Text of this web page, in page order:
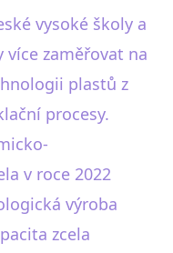
vysoké školy a
zaměřovat na
plastů z
procesy.
v roce 2022
výroba
zcela